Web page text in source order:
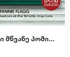
შემწვარი მწვანე პომიდვრები კაფე "უისელ სტოპში"